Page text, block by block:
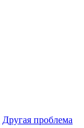
Другая проблема